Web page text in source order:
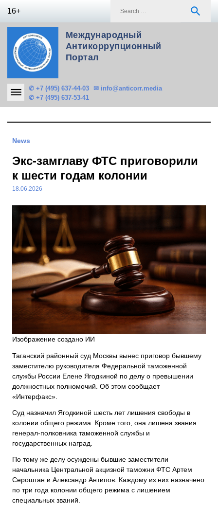
16+ search
Международный
Антикоррупционный
Портал
✆ +7 (495) 637-44-03
✆ +7 (495) 637-53-41
✉ info@anticorr.media
News
Экс-замглаву ФТС приговорили
к шести годам колонии
18.06.2026
Изображение создано ИИ
Таганский районный суд Москвы вынес приговор бывшему
заместителю руководителя Федеральной таможенной
службы России Елене Ягодкиной по делу о превышении
должностных полномочий. Об этом сообщает
«Интерфакс».
Суд назначил Ягодкиной шесть лет лишения свободы в
колонии общего режима. Кроме того, она лишена звания
генерал-полковника таможенной службы и
государственных наград.
По тому же делу осуждены бывшие заместители
начальника Центральной акцизной таможни ФТС Артем
Сероштан и Александр Антипов. Каждому из них назначено
по три года колонии общего режима с лишением
специальных званий.